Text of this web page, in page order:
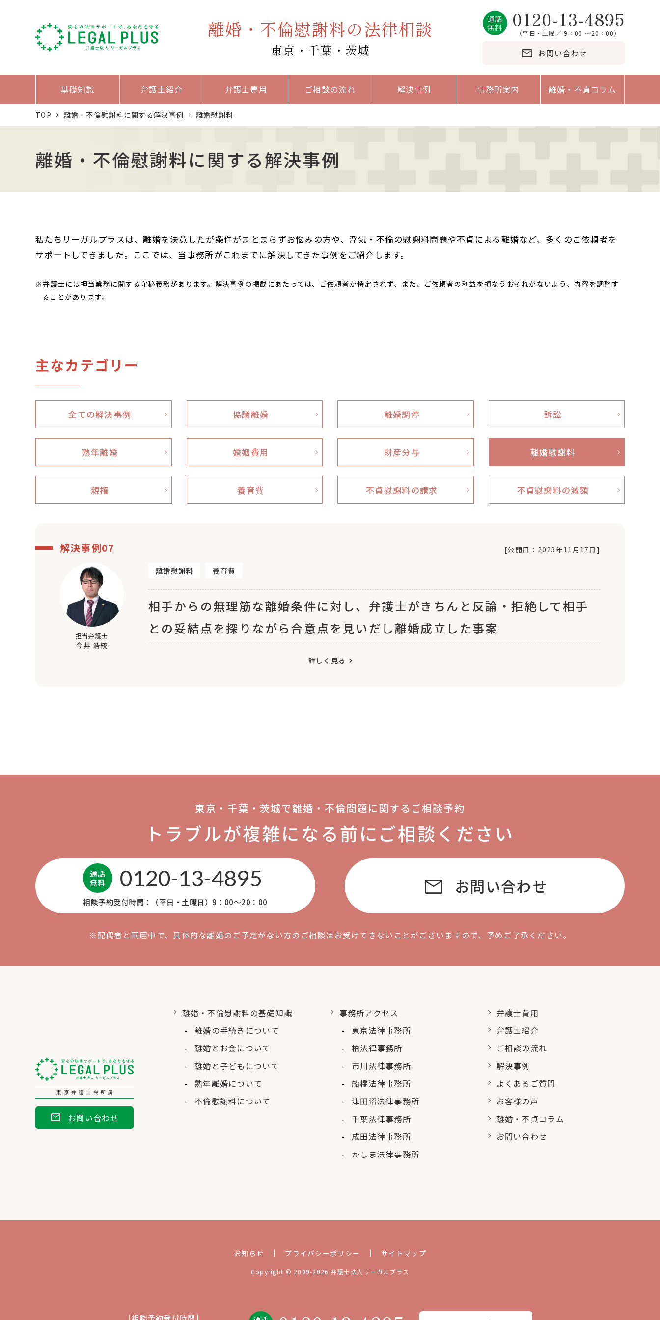
離婚・不倫慰謝料の法律相談
東京・千葉・茨城
通話
無料
0120-13-4895
（平日・土曜／ 9：00 〜20：00）
mail お問い合わせ
基礎知識 弁護士紹介 弁護士費用 ご相談の流れ 解決事例 事務所案内 離婚・不貞コラム
TOP 離婚・不倫慰謝料に関する解決事例 離婚慰謝料
離婚・不倫慰謝料に関する解決事例
私たちリーガルプラスは、離婚を決意したが条件がまとまらずお悩みの方や、浮気・不倫の慰謝料問題や不貞による離婚など、多くのご依頼者を
サポートしてきました。ここでは、当事務所がこれまでに解決してきた事例をご紹介します。
※弁護士には担当業務に関する守秘義務があります。解決事例の掲載にあたっては、ご依頼者が特定されず、また、ご依頼者の利益を損なうおそれがないよう、内容を調整す
ることがあります。
主なカテゴリー
全ての解決事例 協議離婚 離婚調停 訴訟
熟年離婚 婚姻費用 財産分与 離婚慰謝料
親権 養育費 不貞慰謝料の請求 不貞慰謝料の減額
解決事例07 [公開日： 2023年11月17日 ]
担当弁護士
今井 浩統
離婚慰謝料 養育費
相手からの無理筋な離婚条件に対し、弁護士がきちんと反論・拒絶して相手
との妥結点を探りながら合意点を見いだし離婚成立した事案
詳しく見る
トラブルが複雑になる前にご相談ください
東京・千葉・茨城で離婚・不倫問題に関するご相談予約
通話
無料
0120-13-4895
相談予約受付時間：（平日・土曜日）9：00〜20：00
mail お問い合わせ
※配偶者と同居中で、具体的な離婚のご予定がない方のご相談はお受けできないことがございますので、予めご了承ください。
東京弁護士会所属
mail お問い合わせ
離婚・不倫慰謝料の基礎知識
離婚の手続きについて
離婚とお金について
離婚と子どもについて
熟年離婚について
不倫慰謝料について
事務所アクセス
東京法律事務所
柏法律事務所
市川法律事務所
船橋法律事務所
津田沼法律事務所
千葉法律事務所
成田法律事務所
かしま法律事務所
弁護士費用
弁護士紹介
ご相談の流れ
解決事例
よくあるご質問
お客様の声
離婚・不貞コラム
お問い合わせ
お知らせ プライバシーポリシー サイトマップ
Copyright © 2009-2026 弁護士法人リーガルプラス
［相談予約受付時間］